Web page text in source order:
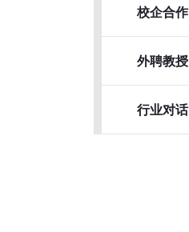
校企合作
外聘教授
行业对话